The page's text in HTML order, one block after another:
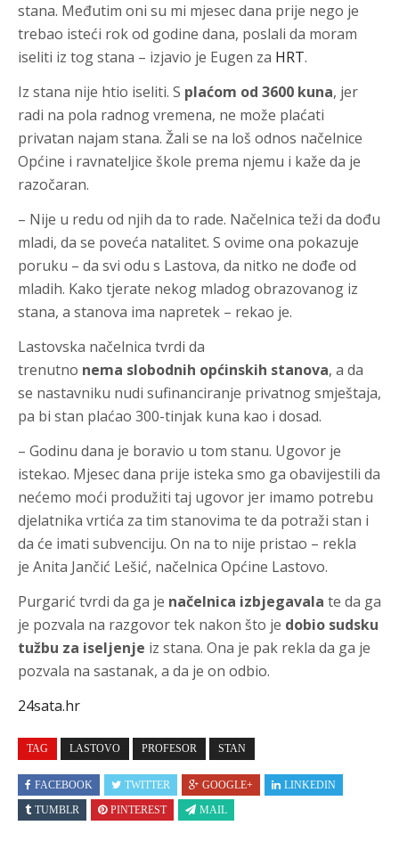
stana. Međutim oni su mi mjesec dana prije nego je
trebao isteći rok od godine dana, poslali da moram
iseliti iz tog stana – izjavio je Eugen za HRT.
Iz stana nije htio iseliti. S plaćom od 3600 kuna, jer
radi na pola radnog vremena, ne može plaćati
privatan najam stana. Žali se na loš odnos načelnice
Općine i ravnateljice škole prema njemu i kaže da je
razočaran.
– Nije u redu od njih da to rade. Načelnica teži da dođu
mladi, da se poveća natalitet. S ovime ona pokazuje
poruku – da svi odu s Lastova, da nitko ne dođe od
mladih. Kako tjerate nekog mladog obrazovanog iz
stana, a stanova ima napretek – rekao je.
Lastovska načelnica tvrdi da
trenutno nema slobodnih općinskih stanova, a da
se nastavniku nudi sufinanciranje privatnog smještaja,
pa bi stan plaćao 300-tinjak kuna kao i dosad.
– Godinu dana je boravio u tom stanu. Ugovor je
istekao. Mjesec dana prije isteka smo ga obavijestili da
nećemo moći produžiti taj ugovor jer imamo potrebu
djelatnika vrtića za tim stanovima te da potraži stan i
da će imati subvenciju. On na to nije pristao – rekla
je Anita Jančić Lešić, načelnica Općine Lastovo.
Purgarić tvrdi da ga je načelnica izbjegavala te da ga
je pozvala na razgovor tek nakon što je dobio sudsku
tužbu za iseljenje iz stana. Ona je pak rekla da ga je
pozvala na sastanak, a da je on odbio.
24sata.hr
TAG LASTOVO PROFESOR STAN
FACEBOOK TWITTER GOOGLE+
LINKEDIN
TUMBLR
PINTEREST MAIL